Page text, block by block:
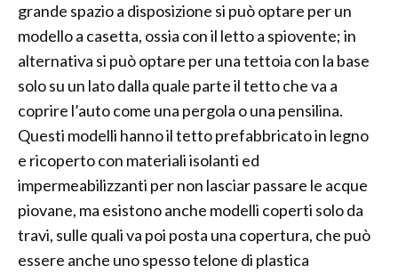
grande spazio a disposizione si può optare per un
modello a casetta, ossia con il letto a spiovente; in
alternativa si può optare per una tettoia con la base
solo su un lato dalla quale parte il tetto che va a
coprire l’auto come una pergola o una pensilina.
Questi modelli hanno il tetto prefabbricato in legno
e ricoperto con materiali isolanti ed
impermeabilizzanti per non lasciar passare le acque
piovane, ma esistono anche modelli coperti solo da
travi, sulle quali va poi posta una copertura, che può
essere anche uno spesso telone di plastica